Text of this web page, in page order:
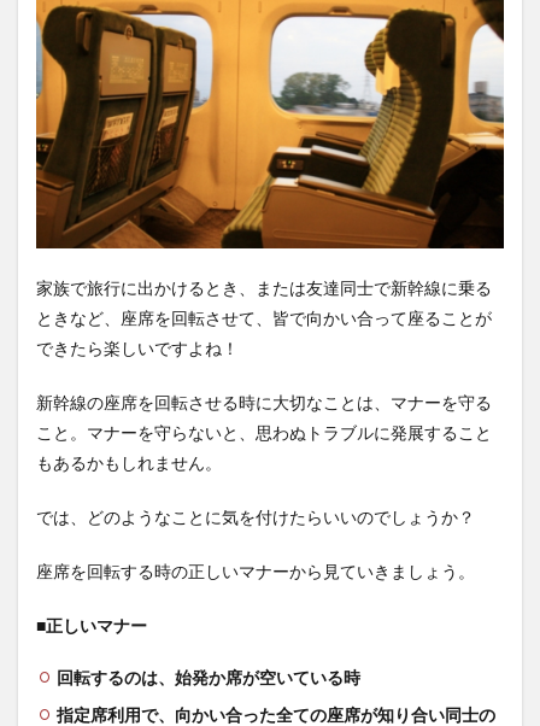
がい
い？
5
まと
め
家族で旅行に出かけるとき、または友達同士で新幹線に乗る
ときなど、座席を回転させて、皆で向かい合って座ることが
できたら楽しいですよね！
新幹線の座席を回転させる時に大切なことは、マナーを守る
こと。マナーを守らないと、思わぬトラブルに発展すること
もあるかもしれません。
では、どのようなことに気を付けたらいいのでしょうか？
座席を回転する時の正しいマナーから見ていきましょう。
■正しいマナー
回転するのは、始発か席が空いている時
指定席利用で、向かい合った全ての座席が知り合い同士の